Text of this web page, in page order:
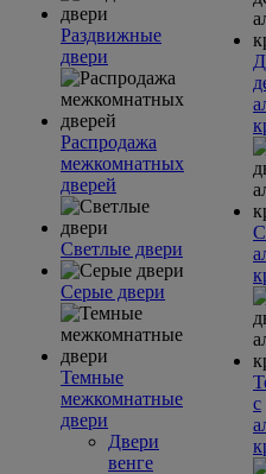
Раздвижные
двери
Распродажа
межкомнатных
дверей
Светлые двери
Серые двери
Темные
межкомнатные
двери
Двери
венге
с